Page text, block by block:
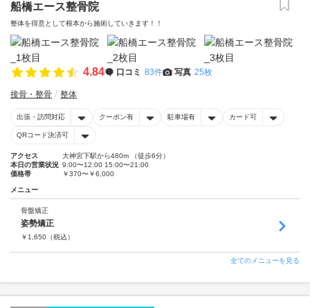
船橋エース整骨院
整体を得意として根本から施術していきます！！
4.84 口コミ 83件 写真 25枚
接骨・整骨 整体
出張・訪問対応 クーポン有 駐車場有 カード可
QRコード決済可
アクセス
大神宮下駅から480m （徒歩6分）
本日の営業状況 9:00〜12:00 15:00〜21:00
価格帯
￥370〜￥6,000
メニュー
骨盤矯正
姿勢矯正
￥ 1,650 （税込）
全てのメニューを見る